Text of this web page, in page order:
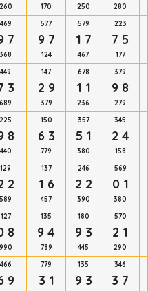
260 170 250 280
469
7
368
577
9 7
124
579
1 7
467
223
7 5
177
449
3
689
147
2 9
379
678
1 1
236
379
9 8
279
225
8
440
150
6 3
779
357
5 1
380
345
2 4
158
129
2
589
137
1 6
457
246
2 2
390
569
0 1
380
127
8
990
135
9 4
789
180
9 3
445
570
2 1
290
466
9
779
3 1
135
9 3
346
3 7